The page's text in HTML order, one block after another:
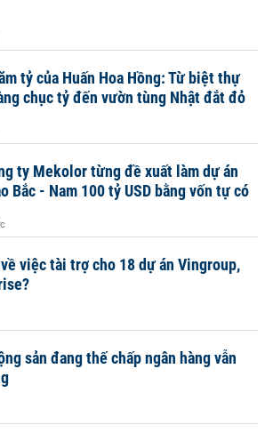
tỷ của Huấn Hoa Hồng: Từ biệt thự
chục tỷ đến vườn tùng Nhật đắt đỏ
ty Mekolor từng đề xuất làm dự án
Bắc - Nam 100 tỷ USD bằng vốn tự có
việc tài trợ cho 18 dự án Vingroup,
sản đang thế chấp ngân hàng vẫn